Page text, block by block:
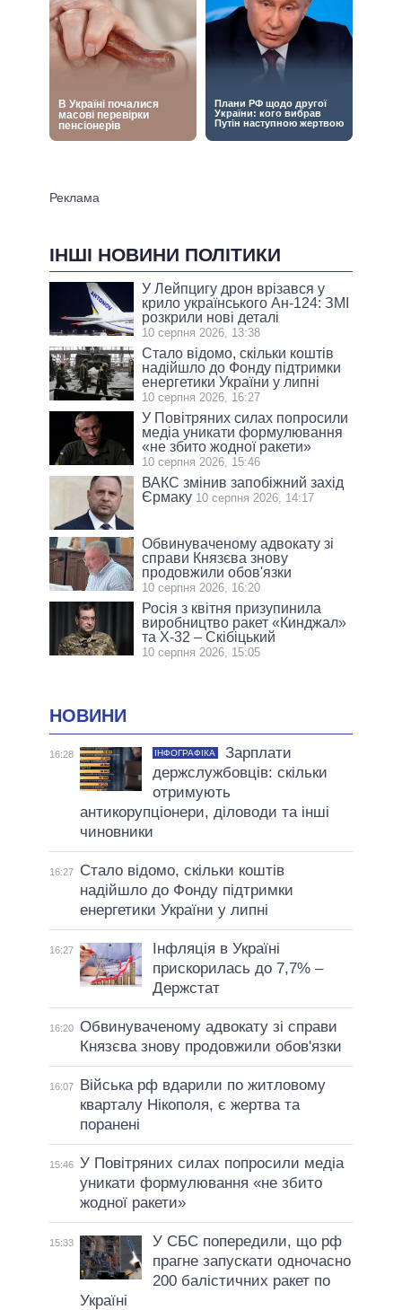
ІНШІ НОВИНИ ПОЛІТИКИ
У Лейпцигу дрон врізався у
крило українського Ан-124: ЗМІ
розкрили нові деталі
10 серпня 2026, 13:38
Стало відомо, скільки коштів
надійшло до Фонду підтримки
енергетики України у липні
10 серпня 2026, 16:27
У Повітряних силах попросили
медіа уникати формулювання
«не збито жодної ракети»
10 серпня 2026, 15:46
ВАКС змінив запобіжний захід
Єрмаку 10 серпня 2026, 14:17
Обвинуваченому адвокату зі
справи Князєва знову
продовжили обов'язки
10 серпня 2026, 16:20
Росія з квітня призупинила
виробництво ракет «Кинджал»
та Х-32 – Скібіцький
10 серпня 2026, 15:05
НОВИНИ
16:28 ІНФОГРАФІКА
Зарплати
держслужбовців: скільки
отримують
антикорупціонери, діловоди та інші
чиновники
16:27
Стало відомо, скільки коштів
надійшло до Фонду підтримки
енергетики України у липні
16:27
Інфляція в Україні
прискорилась до 7,7% –
Держстат
16:20 Обвинуваченому адвокату зі справи
Князєва знову продовжили обов'язки
16:07
Війська рф вдарили по житловому
кварталу Нікополя, є жертва та
поранені
15:46 У Повітряних силах попросили медіа
уникати формулювання «не збито
жодної ракети»
15:33
У СБС попередили, що рф
прагне запускати одночасно
200 балістичних ракет по
Україні